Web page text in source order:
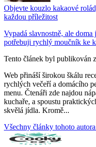
Objevte kouzlo kakaové
každou příležitost
Vypadá slavnostně, ale
potřebuji rychlý moučník ke
Tento článek byl publikován
Web přináší širokou škálu
rychlých večeří a domácího
menu. Čtenáři zde najdou
kuchaře, a spoustu
skvělá jídla. Kromě...
Všechny články tohoto